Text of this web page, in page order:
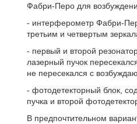
Фабри-Перо для
- интерферометр Фабри-
третьим и четвертым
- первый и второй
лазерный пучок
не пересекался с
- фотодетекторный блок,
пучка и второй
В предпочтительном